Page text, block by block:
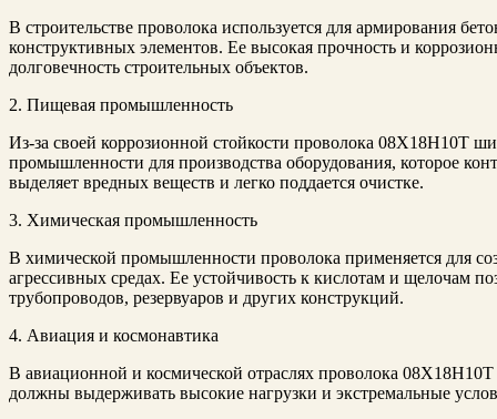
В строительстве проволока используется для армирования
конструктивных элементов. Ее высокая прочность и
долговечность строительных объектов.
2. Пищевая промышленность
Из-за своей коррозионной стойкости проволока 08Х18Н10Т
промышленности для производства оборудования, которое
выделяет вредных веществ и легко поддается очистке.
3. Химическая промышленность
В химической промышленности проволока применяется для
агрессивных средах. Ее устойчивость к кислотам и щелочам
трубопроводов, резервуаров и других конструкций.
4. Авиация и космонавтика
В авиационной и космической отраслях проволока 08Х18Н10Т
должны выдерживать высокие нагрузки и экстремальные